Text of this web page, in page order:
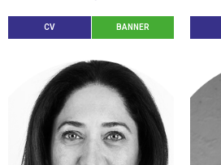
CV BANNER